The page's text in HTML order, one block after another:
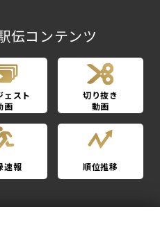
伝コンテンツ
ェスト
画
切り抜き
動画
速報 順位推移